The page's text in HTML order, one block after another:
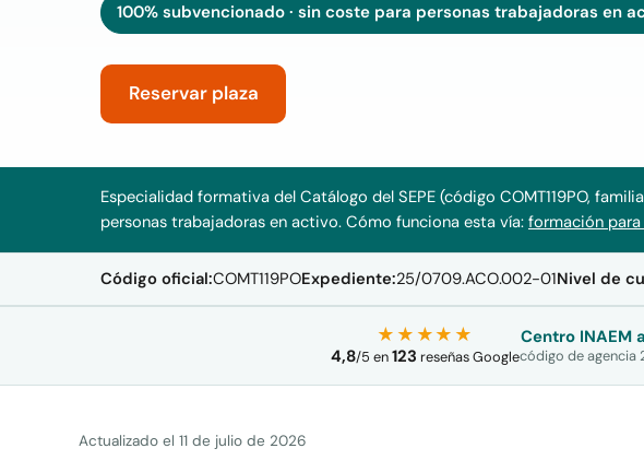
100% subvencionado · sin coste para personas trabajadoras en
Reservar plaza
Especialidad formativa del Catálogo del SEPE (código COMT119PO,
personas trabajadoras en activo. Cómo funciona esta vía: formación
Código oficial:COMT119POExpediente:25/0709.ACO.002-01Nivel de
★★★★★
4,8/5 en123 reseñas Google
Centro INAEM
código de
Actualizado el 11 de julio de 2026